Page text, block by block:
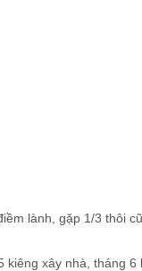
lành, gặp 1/3 thôi
kiêng xây nhà, tháng 6